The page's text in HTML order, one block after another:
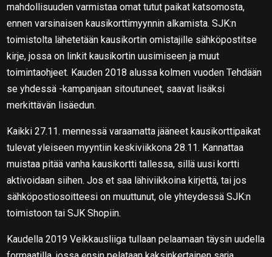
mahdollisuuden varmistaa omat tutut paikat katsomosta,
ennen varsinaisen kausikorttimyynnin alkamista. SJK:n
toimistolta lähetetään kausikortin omistajille sähköpostitse
kirje, jossa on linkit kausikortin uusimiseen ja muut
toimintaohjeet. Kauden 2018 alussa kolmen vuoden Tehdään
se yhdessä -kampanjaan sitoutuneet, saavat lisäksi
merkittävän lisäedun.
Kaikki 27.11. mennessä varaamatta jääneet kausikorttipaikat
tulevat yleiseen myyntiin keskiviikkona 28.11. Kannattaa
muistaa pitää vanha kausikortti tallessa, sillä uusi kortti
aktivoidaan siihen. Jos et saa lähiviikkoina kirjettä, tai jos
sähköpostiosoitteesi on muuttunut, ole yhteydessä SJK:n
toimistoon tai SJK Shopiin.
Kaudella 2019 Veikkausliiga tullaan pelaamaan täysin uudella